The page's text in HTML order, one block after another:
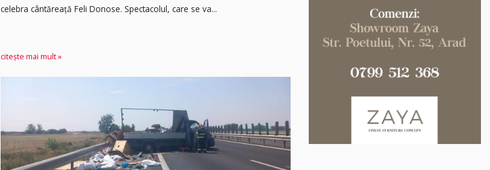
celebra cântăreață Feli Donose. Spectacolul, care se va...
citește mai mult »